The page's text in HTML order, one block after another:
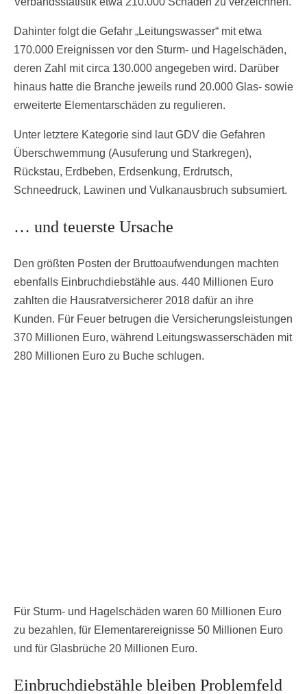
Dahinter folgt die Gefahr „Leitungswasser“ mit etwa
170.000 Ereignissen vor den Sturm- und Hagelschäden,
deren Zahl mit circa 130.000 angegeben wird. Darüber
hinaus hatte die Branche jeweils rund 20.000 Glas- sowie
erweiterte Elementarschäden zu regulieren.
Unter letztere Kategorie sind laut GDV die Gefahren
Überschwemmung (Ausuferung und Starkregen),
Rückstau, Erdbeben, Erdsenkung, Erdrutsch,
Schneedruck, Lawinen und Vulkanausbruch subsumiert.
… und teuerste Ursache
Den größten Posten der Bruttoaufwendungen machten
ebenfalls Einbruchdiebstähle aus. 440 Millionen Euro
zahlten die Hausratversicherer 2018 dafür an ihre
Kunden. Für Feuer betrugen die Versicherungsleistungen
370 Millionen Euro, während Leitungswasserschäden mit
280 Millionen Euro zu Buche schlugen.
Für Sturm- und Hagelschäden waren 60 Millionen Euro
zu bezahlen, für Elementarereignisse 50 Millionen Euro
und für Glasbrüche 20 Millionen Euro.
Einbruchdiebstähle bleiben Problemfeld